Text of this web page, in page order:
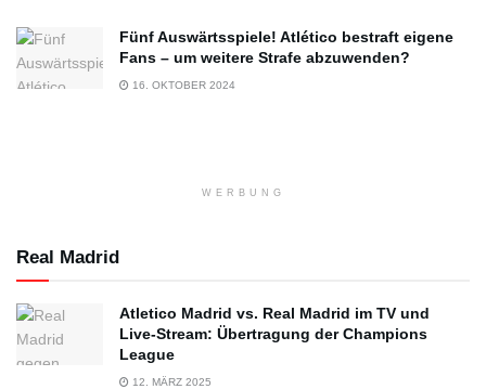
Fünf Auswärtsspiele! Atlético bestraft eigene
Fans – um weitere Strafe abzuwenden?
16. OKTOBER 2024
WERBUNG
Real Madrid
Atletico Madrid vs. Real Madrid im TV und
Live-Stream: Übertragung der Champions
League
12. MÄRZ 2025